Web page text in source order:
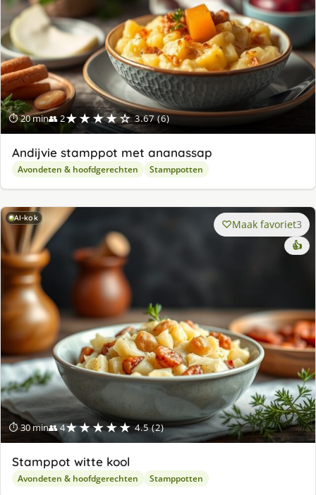
⏱ 20 min👥 2★★★★☆ 3.67 (6)
Andijvie stamppot met ananassap
Avondeten & hoofdgerechten Stamppotten
AI-kok
⏱ 30 min👥 4★★★★★ 4.5 (2)
Maak favoriet3
👍
Stamppot witte kool
Avondeten & hoofdgerechten Stamppotten